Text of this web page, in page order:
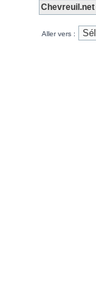
Chevreuil.net
Aller vers :